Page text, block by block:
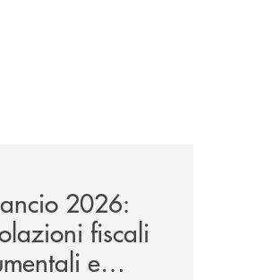
2026:
fiscali
e